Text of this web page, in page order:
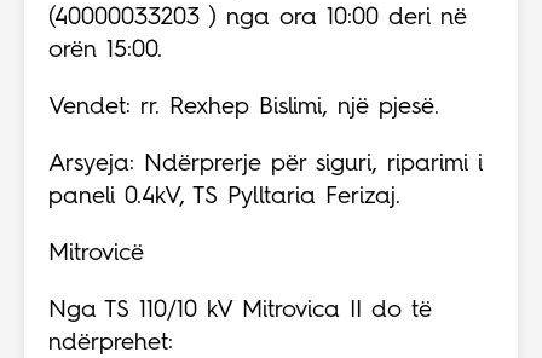
(40000033203 ) nga ora 10:00 deri në
orën 15:00.
Vendet: rr. Rexhep Bislimi, një pjesë.
Arsyeja: Ndërprerje për siguri, riparimi i
paneli 0.4kV, TS Pylltaria Ferizaj.
Mitrovicë
Nga TS 110/10 kV Mitrovica II do të
ndërprehet: